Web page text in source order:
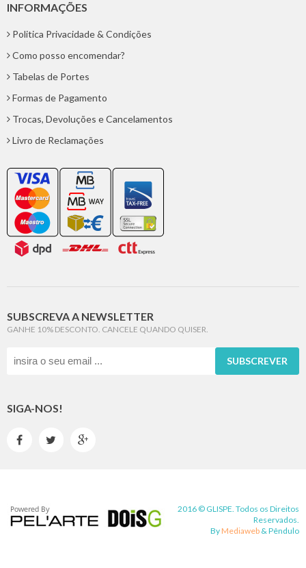
INFORMAÇÕES
Politica Privacidade & Condições
Como posso encomendar?
Tabelas de Portes
Formas de Pagamento
Trocas, Devoluções e Cancelamentos
Livro de Reclamações
SUBSCREVA A NEWSLETTER
GANHE 10% DESCONTO. CANCELE QUANDO QUISER.
SUBSCREVER
SIGA-NOS!
  
2016 © GLISPE. Todos os Direitos
Reservados.
By Mediaweb &Pêndulo